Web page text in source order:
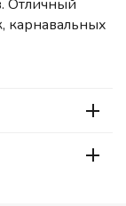
Отличный
карнавальных